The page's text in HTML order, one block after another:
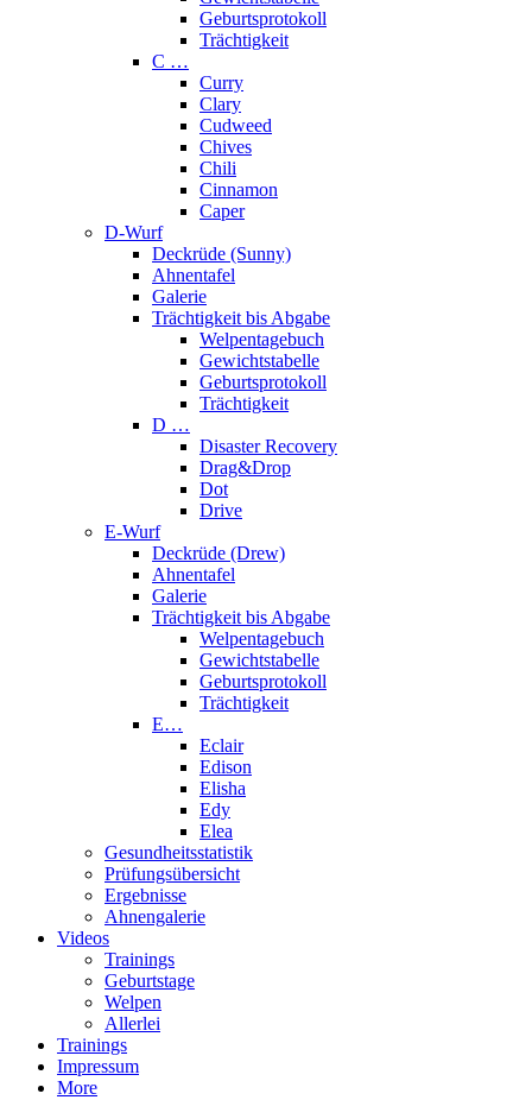
Geburtsprotokoll
Trächtigkeit
C …
Curry
Clary
Cudweed
Chives
Chili
Cinnamon
Caper
D-Wurf
Deckrüde (Sunny)
Ahnentafel
Galerie
Trächtigkeit bis Abgabe
Welpentagebuch
Gewichtstabelle
Geburtsprotokoll
Trächtigkeit
D …
Disaster Recovery
Drag&Drop
Dot
Drive
E-Wurf
Deckrüde (Drew)
Ahnentafel
Galerie
Trächtigkeit bis Abgabe
Welpentagebuch
Gewichtstabelle
Geburtsprotokoll
Trächtigkeit
E…
Eclair
Edison
Elisha
Edy
Elea
Gesundheitsstatistik
Prüfungsübersicht
Ergebnisse
Ahnengalerie
Videos
Trainings
Geburtstage
Welpen
Allerlei
Trainings
Impressum
More